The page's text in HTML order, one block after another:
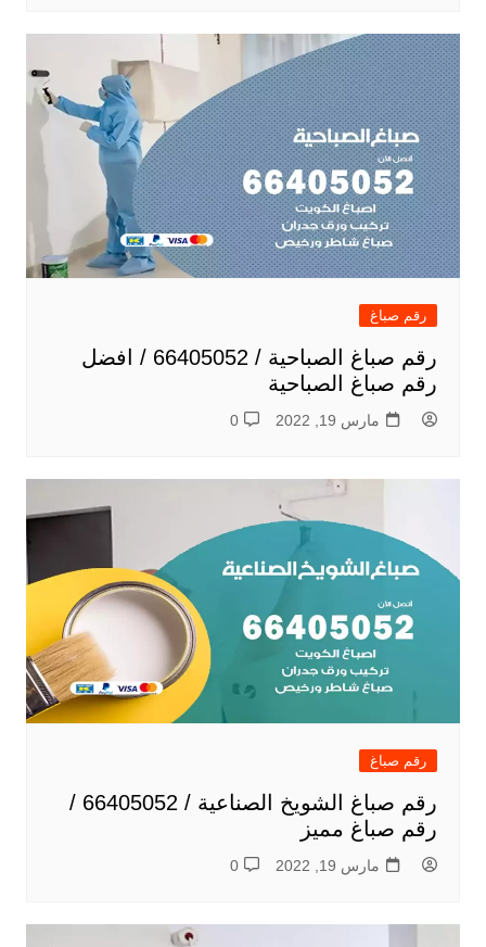
رقم صباغ
رقم صباغ الصباحية / 66405052 / افضل
رقم صباغ الصباحية
مارس 19, 2022 0
رقم صباغ
رقم صباغ الشويخ الصناعية / 66405052 /
رقم صباغ مميز
مارس 19, 2022 0